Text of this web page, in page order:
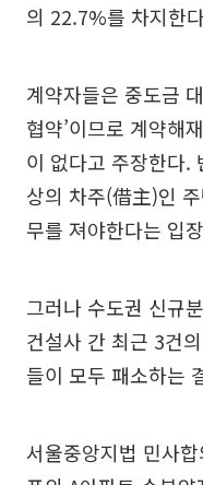
의 22.7%를 차지한
계약자들은 중도금
협약’이므로 계약해
이 없다고 주장한다.
상의 차주(借主)인
무를 져야한다는 입
그러나 수도권 신규
건설사 간 최근 3건
들이 모두 패소하는
서울중앙지법 민사